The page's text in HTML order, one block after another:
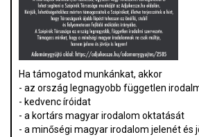
Ha támogatod munkánkat, akkor
- az ország legnagyobb független
- kedvenc íróidat
- a kortárs magyar irodalom oktatását
- a minőségi magyar irodalom jelenét és